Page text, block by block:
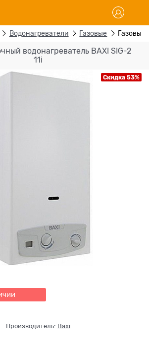
Водонагреватели Газовые Газовый
водонагреватель BAXI SIG-2
11i
Скидка 53%
Производитель: Baxi